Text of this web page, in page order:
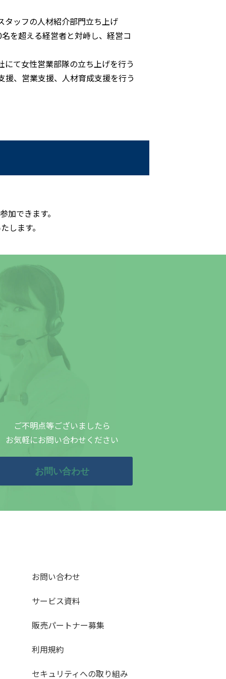
ッフの人材紹介部門立ち上げ
を超える経営者と対峙し、経営コ
て女性営業部隊の立ち上げを行う
、営業支援、人材育成支援を行う
できます。
します。
ご不明点等ございましたら
お気軽にお問い合わせください
お問い合わせ
お問い合わせ
サービス資料
販売パートナー募集
利用規約
セキュリティへの取り組み